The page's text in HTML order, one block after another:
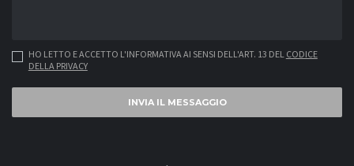
HO LETTO E ACCETTO L'INFORMATIVA AI SENSI DELL'ART. 13 DEL CODICE
DELLA PRIVACY
INVIA IL MESSAGGIO